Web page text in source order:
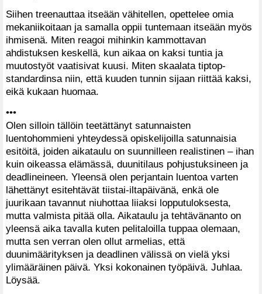
Siihen treenauttaa itseään vähitellen, opettelee omia
mekaniikoitaan ja samalla oppii tuntemaan itseään myös
ihmisenä. Miten reagoi mihinkin kammottavan
ahdistuksen keskellä, kun aikaa on kaksi tuntia ja
muutostyöt vaatisivat kuusi. Miten skaalata tiptop-
standardinsa niin, että kuuden tunnin sijaan riittää kaksi,
eikä kukaan huomaa.
•••
Olen silloin tällöin teetättänyt satunnaisten
luentohommieni yhteydessä opiskelijoilla satunnaisia
esitöitä, joiden aikataulu on suunnilleen realistinen – ihan
kuin oikeassa elämässä, duunitilaus pohjustuksineen ja
deadlineineen. Yleensä olen perjantain luentoa varten
lähettänyt esitehtävät tiistai-iltapäivänä, enkä ole
juurikaan tavannut niuhottaa liiaksi lopputuloksesta,
mutta valmista pitää olla. Aikataulu ja tehtävänanto on
yleensä aika tavalla kuten pelitaloilla tuppaa olemaan,
mutta sen verran olen ollut armelias, että
duunimäärityksen ja deadlinen välissä on vielä yksi
ylimääräinen päivä. Yksi kokonainen työpäivä. Juhlaa.
Löysää.